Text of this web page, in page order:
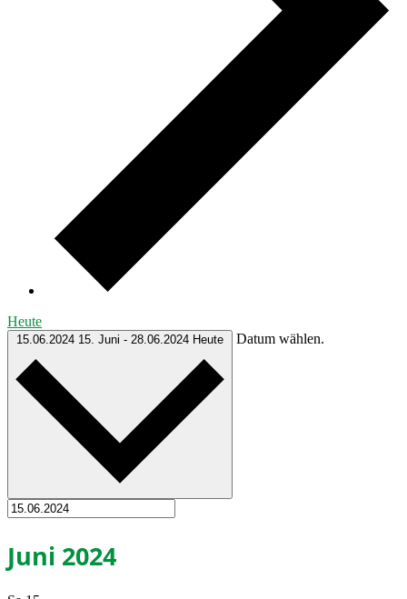
Heute
15.06.2024 15. Juni - 28.06.2024 Heute Datum wählen.
Juni 2024